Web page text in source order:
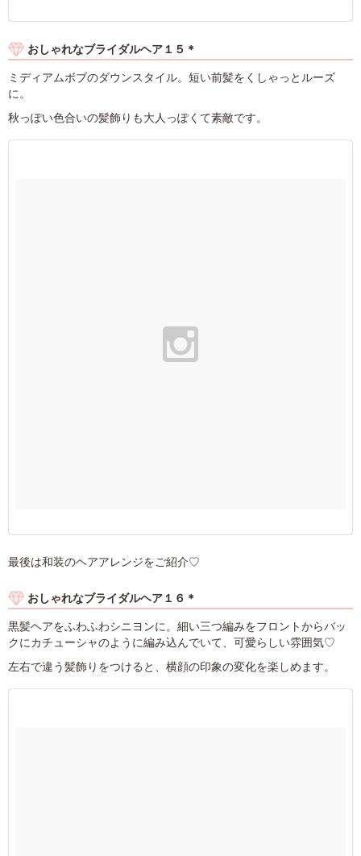
おしゃれなブライダルヘア１５＊
ミディアムボブのダウンスタイル。短い前髪をくしゃっとルーズ
に。
秋っぽい色合いの髪飾りも大人っぽくて素敵です。
最後は和装のヘアアレンジをご紹介♡
おしゃれなブライダルヘア１６＊
黒髪ヘアをふわふわシニヨンに。細い三つ編みをフロントからバッ
クにカチューシャのように編み込んでいて、可愛らしい雰囲気♡
左右で違う髪飾りをつけると、横顔の印象の変化を楽しめます。